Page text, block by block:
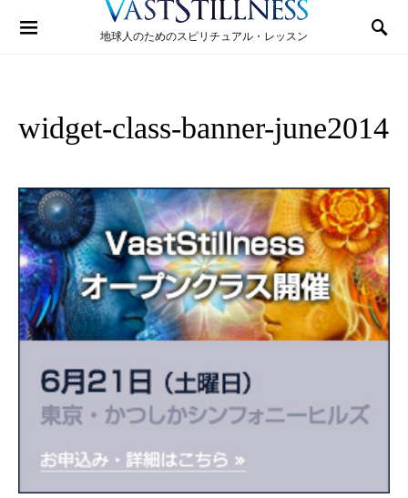
地球人のためのスピリチュアル・レッスン
Search for:
widget-class-banner-june2014